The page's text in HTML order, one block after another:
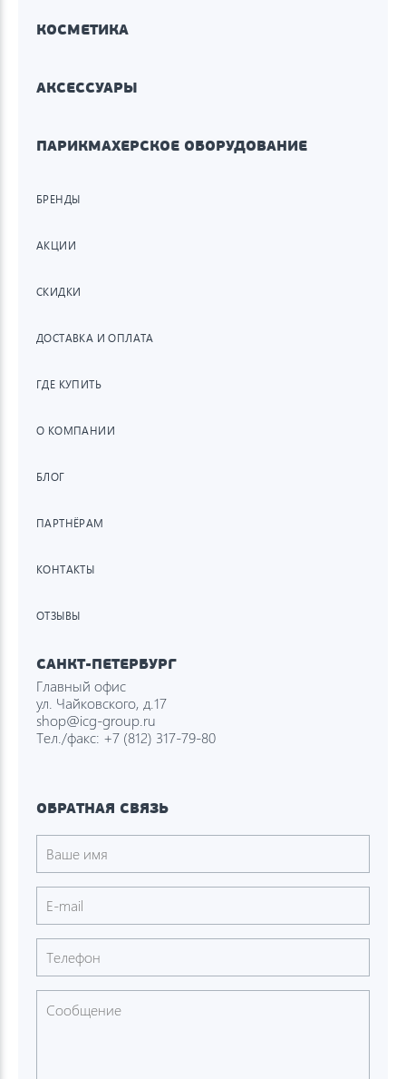
КОСМЕТИКА
АКСЕССУАРЫ
ПАРИКМАХЕРСКОЕ ОБОРУДОВАНИЕ
БРЕНДЫ
АКЦИИ
СКИДКИ
ДОСТАВКА И ОПЛАТА
ГДЕ КУПИТЬ
О КОМПАНИИ
БЛОГ
ПАРТНЁРАМ
КОНТАКТЫ
ОТЗЫВЫ
САНКТ-ПЕТЕРБУРГ
Главный офис
ул. Чайковского, д.17
shop@icg-group.ru
Тел./факс: +7 (812) 317-79-80
ОБРАТНАЯ СВЯЗЬ